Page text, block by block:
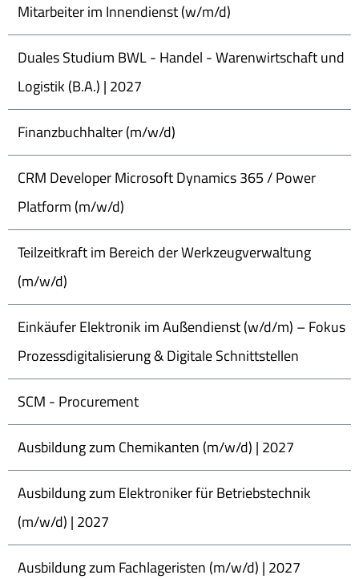
Mitarbeiter im Innendienst (w/m/d)
Duales Studium BWL - Handel - Warenwirtschaft und
Logistik (B.A.) | 2027
Finanzbuchhalter (m/w/d)
CRM Developer Microsoft Dynamics 365 / Power
Platform (m/w/d)
Teilzeitkraft im Bereich der Werkzeugverwaltung
(m/w/d)
Einkäufer Elektronik im Außendienst (w/d/m) – Fokus
Prozessdigitalisierung & Digitale Schnittstellen
SCM - Procurement
Ausbildung zum Chemikanten (m/w/d) | 2027
Ausbildung zum Elektroniker für Betriebstechnik
(m/w/d) | 2027
Ausbildung zum Fachlageristen (m/w/d) | 2027